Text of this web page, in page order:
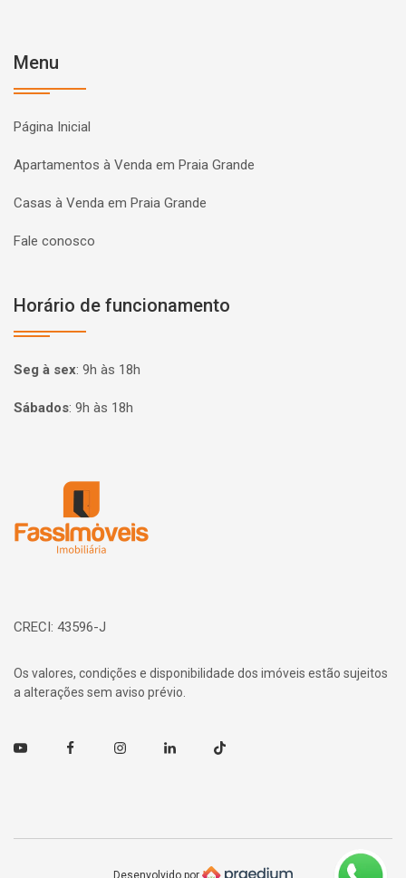
Menu
Página Inicial
Apartamentos à Venda em Praia Grande
Casas à Venda em Praia Grande
Fale conosco
Horário de funcionamento
Seg à sex: 9h às 18h
Sábados: 9h às 18h
CRECI: 43596-J
Os valores, condições e disponibilidade dos imóveis estão sujeitos
a alterações sem aviso prévio.
Youtube FacebookInstagramLinkedin TikTok
Desenvolvido por